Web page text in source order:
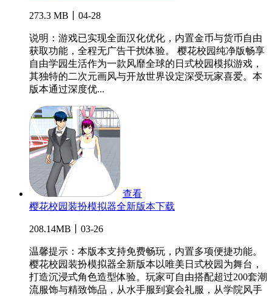
273.3 MB丨04-28
说明：游戏已实现全面汉化优化，内置金币与货币自由
获取功能，全程无广告干扰体验。 樱花校园纯净版畅享
自由学园生活作为一款风靡全球的日式校园模拟游戏，
其独特的二次元画风与开放世界设定深受玩家喜爱。本
版本通过深度优...
查看
樱花校园装扮模拟器全新版本下载
208.14MB丨03-26
温馨提示：本版本支持免费畅玩，内置多项便捷功能。
樱花校园装扮模拟器全新版本以唯美日式校园为舞台，
打造沉浸式角色造型体验。玩家可自由搭配超过200套潮
流服饰与精致饰品，从水手服到宴会礼服，从学院风手